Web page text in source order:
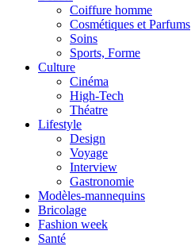
Coiffure homme
Cosmétiques et Parfums
Soins
Sports, Forme
Culture
Cinéma
High-Tech
Théatre
Lifestyle
Design
Voyage
Interview
Gastronomie
Modèles-mannequins
Bricolage
Fashion week
Santé